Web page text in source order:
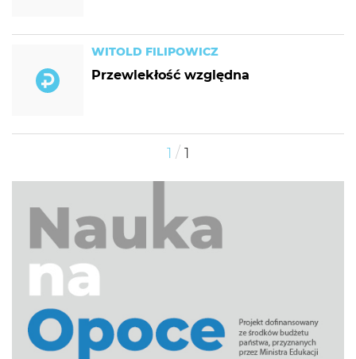
WITOLD FILIPOWICZ
Przewlekłość względna
1 / 1